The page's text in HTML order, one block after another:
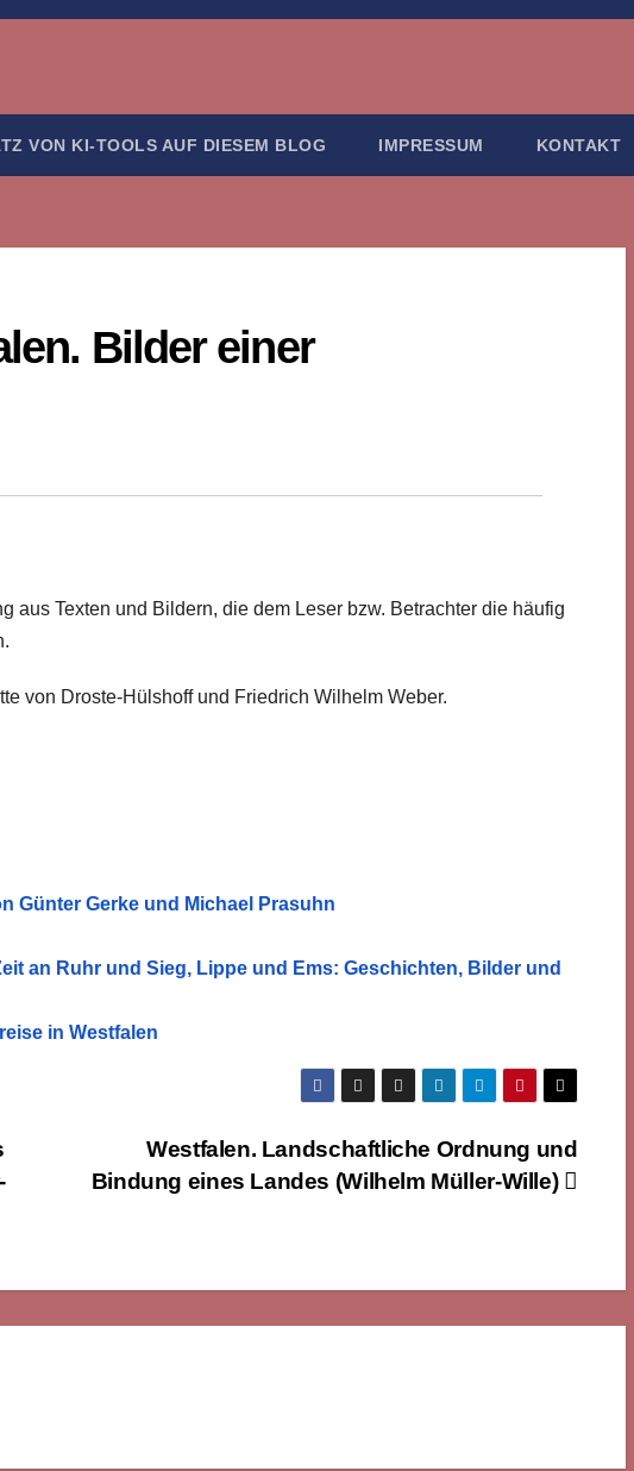
VON KI-TOOLS AUF DIESEM BLOG IMPRESSUM KONTAKT
Bilder einer
aus Texten und Bildern, die dem Leser bzw. Betrachter die häufig
von Droste-Hülshoff und Friedrich Wilhelm Weber.
Günter Gerke und Michael Prasuhn
an Ruhr und Sieg, Lippe und Ems: Geschichten, Bilder und
in Westfalen
Westfalen. Landschaftliche Ordnung und
Bindung eines Landes (Wilhelm Müller-Wille)